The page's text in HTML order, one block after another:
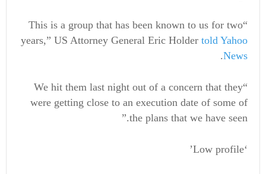
“This is a group that has been known to us for two
years,” US Attorney General Eric Holder told Yahoo
News
.
“We hit them last night out of a concern that they
were getting close to an execution date of some of
the plans that we have seen.”
‘Low profile’